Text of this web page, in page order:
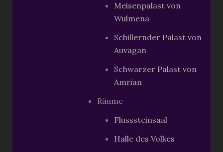
Meisenpalast von
Wulmena
Schillernder Palast von
Auvagan
Schwarzer Palast von
Amrian
Räume
Flusssteinsaal
Halle des Volkes